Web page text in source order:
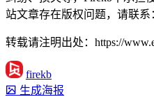
站文章存在版权问题，请联系
转载请注明出处：https://
firekb
生成海报